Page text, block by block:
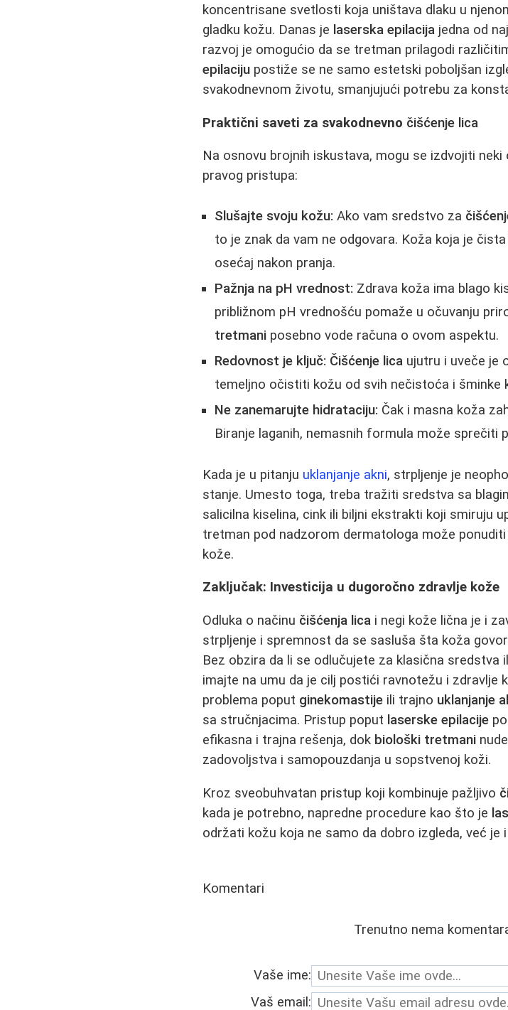
koncentrisane svetlosti koja uništava dlaku u
gladku kožu. Danas je laserska epilacija jedna od
razvoj je omogućio da se tretman prilagodi
epilaciju postiže se ne samo estetski poboljšan
svakodnevnom životu, smanjujući potrebu za
Praktični saveti za svakodnevno čišćenje lica
Na osnovu brojnih iskustava, mogu se izdvojiti
pravog pristupa:
Slušajte svoju kožu: Ako vam sredstvo za
to je znak da vam ne odgovara. Koža koja je
osećaj nakon pranja.
Pažnja na pH vrednost: Zdrava koža ima blago
približnom pH vrednošću pomaže u očuvanju
tretmani posebno vode računa o ovom aspektu.
Redovnost je ključ: Čišćenje lica ujutru i uveče je
temeljno očistiti kožu od svih nečistoća i šminke
Ne zanemarujte hidrataciju: Čak i masna koža
Biranje laganih, nemasnih formula može sprečiti
Kada je u pitanju uklanjanje akni, strpljenje je
stanje. Umesto toga, treba tražiti sredstva sa
salicilna kiselina, cink ili biljni ekstrakti koji smiruju
tretman pod nadzorom dermatologa može
kože.
Zaključak: Investicija u dugoročno zdravlje kože
Odluka o načinu čišćenja lica i negi kože lična je i
strpljenje i spremnost da se sasluša šta koža
Bez obzira da li se odlučujete za klasična sredstva
imajte na umu da je cilj postići ravnotežu i zdravlje
problema poput ginekomastije ili trajno uklanjanje
sa stručnjacima. Pristup poput laserske epilacije
efikasna i trajna rešenja, dok biološki tretmani
zadovoljstva i samopouzdanja u sopstvenoj koži.
Kroz sveobuhvatan pristup koji kombinuje pažljivo
kada je potrebno, napredne procedure kao što je
održati kožu koja ne samo da dobro izgleda, već
Komentari
Trenutno nema
Vaše ime:
Vaš email: